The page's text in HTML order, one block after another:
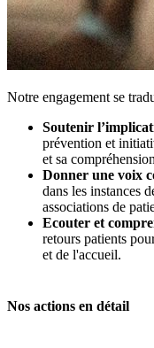
Notre engagement se
Soutenir
prévention et
et sa
Donner une voix
dans les instances
associations de
Ecouter et
retours patients
et de l'accueil.
Nos actions en détail